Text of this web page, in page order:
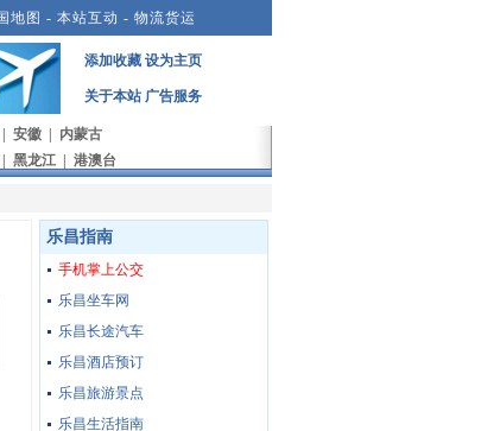
地图 - 本站互动 - 物流货运
添加收藏 设为主页
关于本站 广告服务
安徽
内蒙古
黑龙江 港澳台
乐昌指南
手机掌上公交
乐昌坐车网
乐昌长途汽车
乐昌酒店预订
乐昌旅游景点
乐昌生活指南